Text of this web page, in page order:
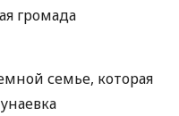
громада
семье, которая